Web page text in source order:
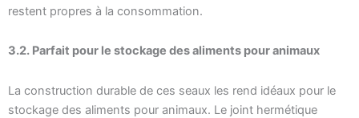
restent propres à la consommation.
3.2. Parfait pour le stockage des aliments pour animaux
La construction durable de ces seaux les rend idéaux pour le
stockage des aliments pour animaux. Le joint hermétique